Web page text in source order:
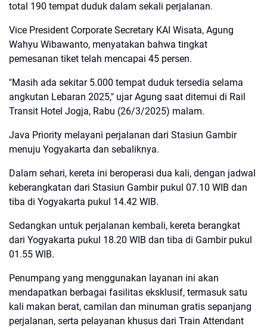
total 190 tempat duduk dalam sekali perjalanan.
Vice President Corporate Secretary KAI Wisata, Agung
Wahyu Wibawanto, menyatakan bahwa tingkat
pemesanan tiket telah mencapai 45 persen.
"Masih ada sekitar 5.000 tempat duduk tersedia selama
angkutan Lebaran 2025," ujar Agung saat ditemui di Rail
Transit Hotel Jogja, Rabu (26/3/2025) malam.
Java Priority melayani perjalanan dari Stasiun Gambir
menuju Yogyakarta dan sebaliknya.
Dalam sehari, kereta ini beroperasi dua kali, dengan jadwal
keberangkatan dari Stasiun Gambir pukul 07.10 WIB dan
tiba di Yogyakarta pukul 14.42 WIB.
Sedangkan untuk perjalanan kembali, kereta berangkat
dari Yogyakarta pukul 18.20 WIB dan tiba di Gambir pukul
01.55 WIB.
Penumpang yang menggunakan layanan ini akan
mendapatkan berbagai fasilitas eksklusif, termasuk satu
kali makan berat, camilan dan minuman gratis sepanjang
perjalanan, serta pelayanan khusus dari Train Attendant